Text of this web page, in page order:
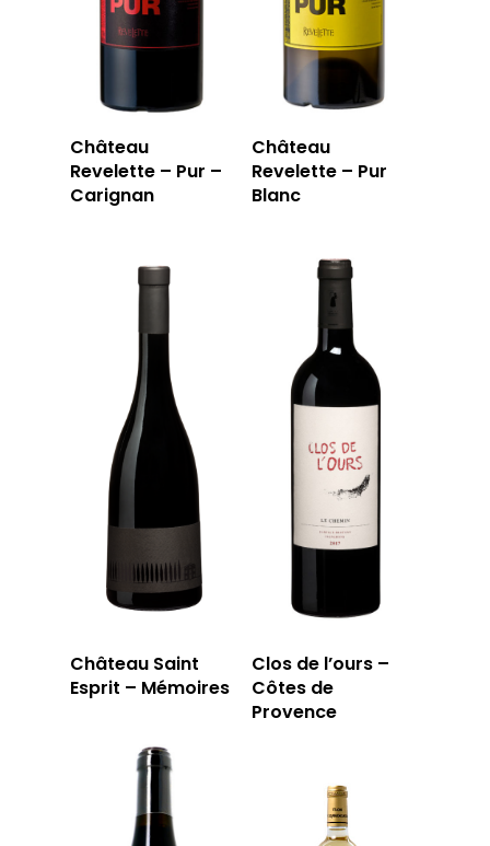
Château
Revelette – Pur –
Carignan
Château
Revelette – Pur
Blanc
Château Saint
Esprit – Mémoires
Clos de l’ours –
Côtes de
Provence